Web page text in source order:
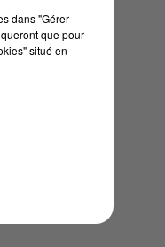
dans "Gérer
que pour
situé en